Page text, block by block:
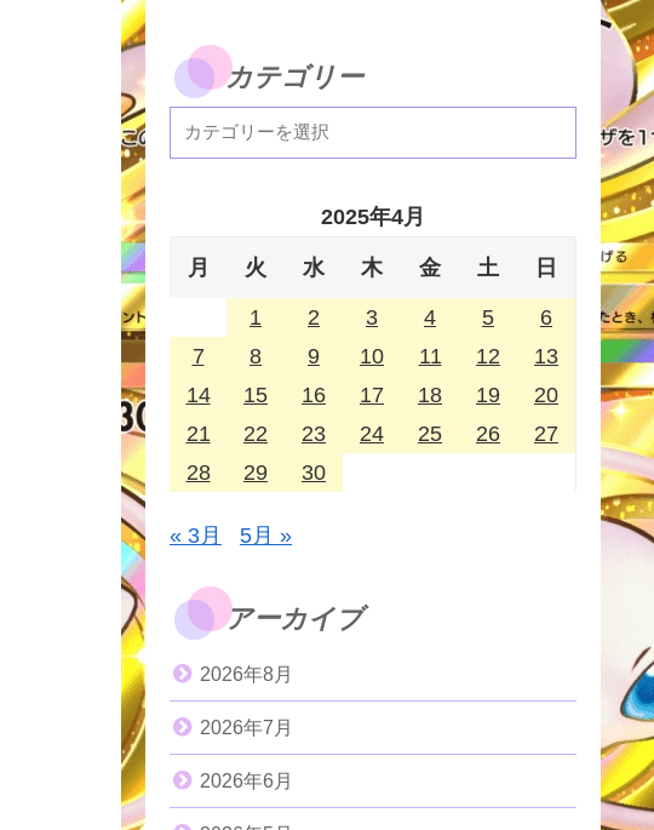
カテゴリー
2025年4月
月 火 水 木 金 土 日
1 2 3 4 5
6
7
8 9 10 11 12
13
14
15 16 17 18 19
20
21
22 23 24 25 26
27
28
29 30
« 3月 5月 »
アーカイブ
2026年8月
2026年7月
2026年6月